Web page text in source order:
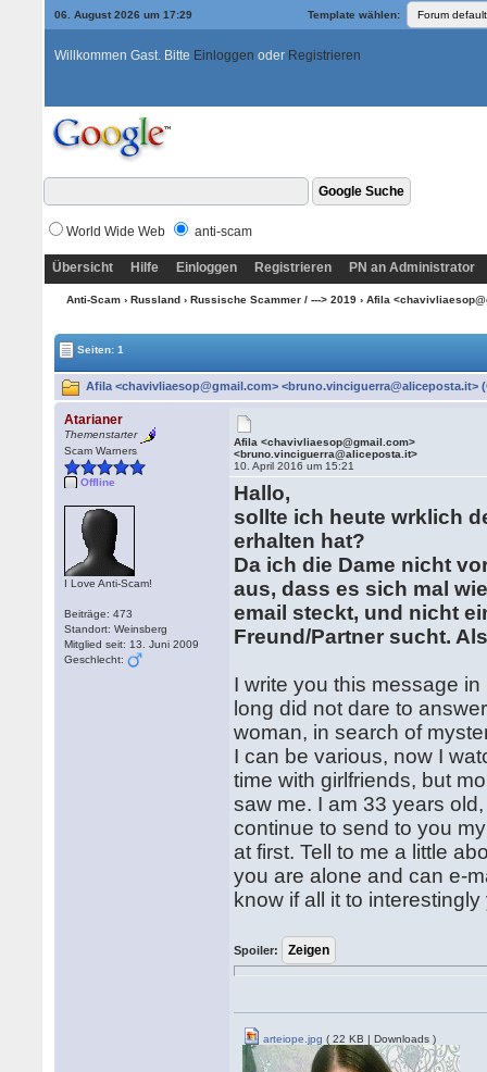
06. August 2026 um 17:29 Template wählen:
Willkommen Gast. Bitte Einloggen oder Registrieren
World Wide Web anti-scam
Übersicht Hilfe Einloggen Registrieren PN an Administrator
Anti-Scam› Russland› Russische Scammer / ---> 2019› Afila
Seiten: 1
Afila <chavivliaesop@gmail.com> <bruno.vinciguerra@aliceposta.it>
Atarianer
Themenstarter
Scam Warners
Offline
I Love Anti-Scam!
Beiträge: 473
Standort: Weinsberg
Mitglied seit: 13. Juni 2009
Geschlecht:
Afila <chavivliaesop@gmail.com>
<bruno.vinciguerra@aliceposta.it>
10. April 2016 um 15:21
Hallo,
sollte ich heute wrklich
erhalten hat?
Da ich die Dame nicht
aus, dass es sich mal
email steckt, und nicht
Freund/Partner sucht.
I write you this message
long did not dare to
woman, in search of
I can be various, now I
time with girlfriends, but
saw me. I am 33 years
continue to send to you
at first. Tell to me a little
you are alone and can e-
know if all it to
Spoiler:
arteiope.jpg ( 22 KB | Downloads )